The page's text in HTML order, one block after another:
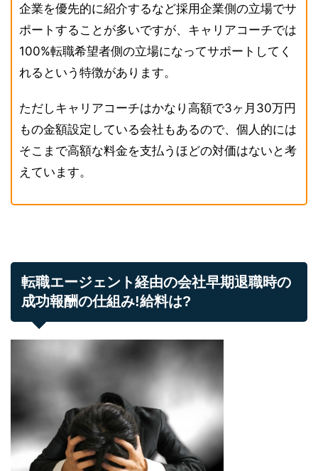
企業を優先的に紹介するなど採用企業側の立場でサ
ポートすることが多いですが、キャリアコーチでは
100%転職希望者側の立場になってサポートしてく
れるという特徴があります。
ただしキャリアコーチはかなり高額で3ヶ月30万円
もの金額設定している会社もあるので、個人的には
そこまで高額な料金を支払うほどの対価はないと考
えています。
転職エージェント経由の会社早期退職時の
成功報酬の仕組み!給料は?